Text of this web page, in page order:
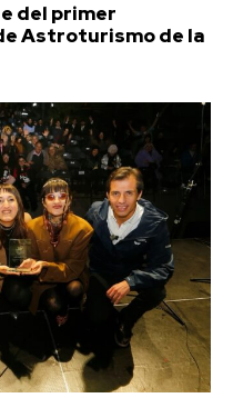
del primer
Astroturismo de la